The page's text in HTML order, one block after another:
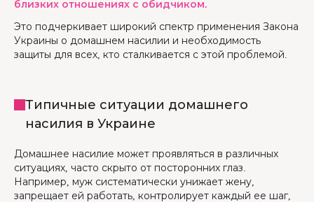
близких отношениях с обидчиком.
Это подчеркивает широкий спектр применения Закона
Украины о домашнем насилии и необходимость
защиты для всех, кто сталкивается с этой проблемой.
Типичные ситуации домашнего
насилия в Украине
Домашнее насилие может проявляться в различных
ситуациях, часто скрыто от посторонних глаз.
Например, муж систематически унижает жену,
запрещает ей работать, контролирует каждый ее шаг,